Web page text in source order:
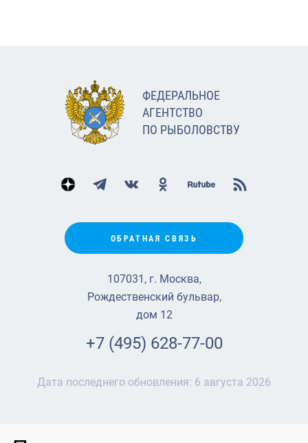
ФЕДЕРАЛЬНОЕ
АГЕНТСТВО
ПО РЫБОЛОВСТВУ
ОБРАТНАЯ СВЯЗЬ
107031, г. Москва,
Рождественский бульвар,
дом 12
+7 (495) 628-77-00
Дата последнего обновления: 6 августа 2026